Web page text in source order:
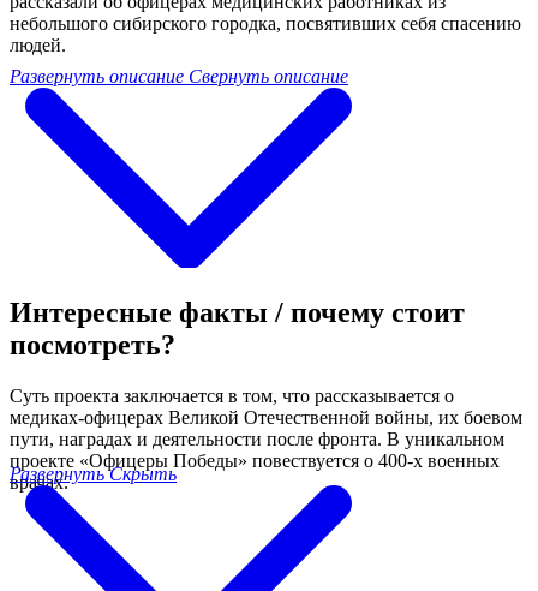
небольшого сибирского городка, посвятивших себя спасению
людей.
Развернуть описание Свернуть описание
Интересные факты / почему стоит
посмотреть?
Суть проекта заключается в том, что рассказывается о
медиках-офицерах Великой Отечественной войны, их боевом
пути, наградах и деятельности после фронта. В уникальном
проекте «Офицеры Победы» повествуется о 400-х военных
врачах.
Развернуть Скрыть